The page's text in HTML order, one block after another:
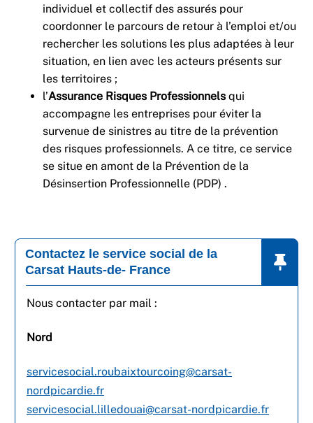
individuel et collectif des assurés pour
coordonner le parcours de retour à l’emploi et/ou
rechercher les solutions les plus adaptées à leur
situation, en lien avec les acteurs présents sur
les territoires ;
l’Assurance Risques Professionnels qui
accompagne les entreprises pour éviter la
survenue de sinistres au titre de la prévention
des risques professionnels. A ce titre, ce service
se situe en amont de la Prévention de la
Désinsertion Professionnelle (PDP) .
Contactez le service social de la
Carsat Hauts-de- France
Nous contacter par mail :
Nord
servicesocial.roubaixtourcoing@carsat-
nordpicardie.fr
servicesocial.lilledouai@carsat-nordpicardie.fr